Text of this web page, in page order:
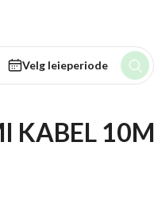
Velg leieperiode
KABEL 10M